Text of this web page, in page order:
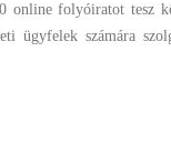
online folyóiratot tesz
ügyfelek számára